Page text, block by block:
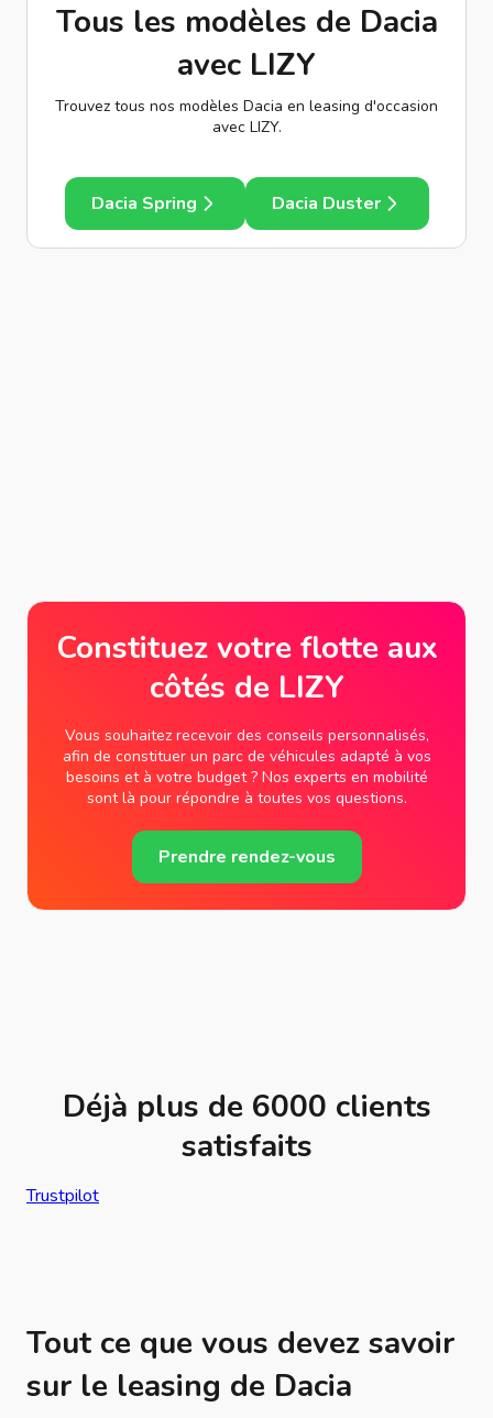
Tous les modèles de Dacia
avec LIZY
Trouvez tous nos modèles Dacia en leasing d'occasion
avec LIZY.
Dacia Spring Dacia Duster
Constituez votre flotte aux
côtés de LIZY
Vous souhaitez recevoir des conseils personnalisés,
afin de constituer un parc de véhicules adapté à vos
besoins et à votre budget ? Nos experts en mobilité
sont là pour répondre à toutes vos questions.
Prendre rendez-vous
Déjà plus de 6000 clients
satisfaits
Trustpilot
Tout ce que vous devez savoir
sur le leasing de Dacia